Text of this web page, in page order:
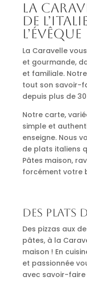
La
de
l’Évêque
La Caravelle
et gourmande,
et familiale.
tout son savoir-
depuis plus de
Notre carte,
simple et
enseigne. Nous
de plats italiens
Pâtes maison,
forcément votre
Des plats
Des pizzas aux
pâtes, à la
maison ! En
et passionnée
avec savoir-